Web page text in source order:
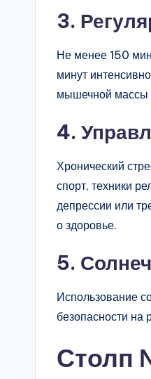
3.
Не менее 150
минут
мышечной массы
4.
Хронический
спорт, техники
депрессии или
о здоровье.
5.
Использование
безопасности на
Столп